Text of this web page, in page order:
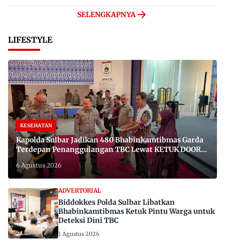
SELENGKAPNYA
LIFESTYLE
KESEHATAN
Kapolda Sulbar Jadikan 480 Bhabinkamtibmas Garda
Terdepan Penanggulangan TBC Lewat KETUK DOORS
di 650 Desa
6 Agustus 2026
ADVERTORIAL
Biddokkes Polda Sulbar Libatkan
Bhabinkamtibmas Ketuk Pintu Warga untuk
Deteksi Dini TBC
1 Agustus 2026